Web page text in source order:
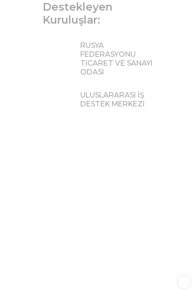
Destekleyen
Kuruluşlar:
RUSYA
FEDERASYONU
TICARET VE SANAYI
ODASI
ULUSLARARASI İŞ
DESTEK MERKEZI